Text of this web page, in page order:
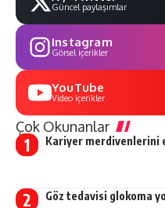
Güncel paylaşımlar
Instagram
Görsel içerikler
YouTube
Video içerikler
Çok Okunanlar
Kariyer merdivenlerini
Göz tedavisi glokoma